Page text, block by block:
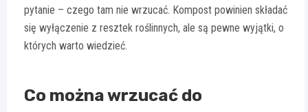
pytanie – czego tam nie wrzucać. Kompost powinien składać
się wyłączenie z resztek roślinnych, ale są pewne wyjątki, o
których warto wiedzieć.
Co można wrzucać do